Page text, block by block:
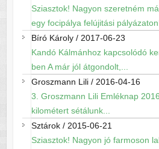
Sziasztok! Nagyon szeretném
egy focipálya felújitási
Bíró Károly/ 2017-06-23
Kandó Kálmánhoz kapcsolódó
ben A már jól átgondolt,...
Groszmann Lili/ 2016-04-16
3. Groszmann Lili Emléknap
kilométert sétálunk...
Sztárok/ 2015-06-21
Sziasztok! Nagyon jó farmoson